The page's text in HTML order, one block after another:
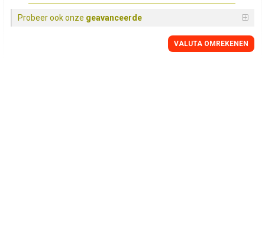
Probeer ook onze geavanceerde
VALUTA OMREKENEN